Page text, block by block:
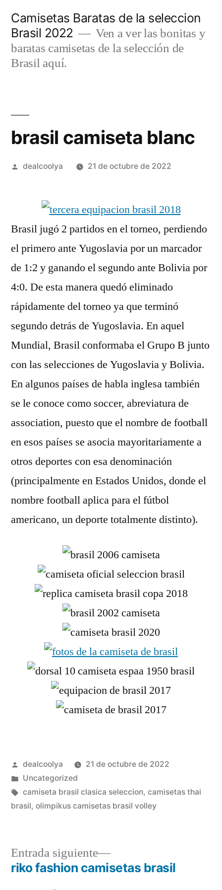
contenido
Camisetas Baratas de la seleccion
Brasil 2022
Ven a ver las bonitas y
baratas camisetas de la selección de
Brasil aquí.
brasil camiseta blanc
Publicado
dealcoolya 21 de octubre de 2022
Brasil jugó 2 partidos en el torneo, perdiendo
el primero ante Yugoslavia por un marcador
de 1:2 y ganando el segundo ante Bolivia por
4:0. De esta manera quedó eliminado
rápidamente del torneo ya que terminó
segundo detrás de Yugoslavia. En aquel
Mundial, Brasil conformaba el Grupo B junto
con las selecciones de Yugoslavia y Bolivia.
En algunos países de habla inglesa también
se le conoce como soccer, abreviatura de
association, puesto que el nombre de football
en esos países se asocia mayoritariamente a
otros deportes con esa denominación
(principalmente en Estados Unidos, donde el
nombre football aplica para el fútbol
americano, un deporte totalmente distinto).
Publicado
por
dealcoolya
21 de octubre de 2022
Publicado
en
Uncategorized
Etiquetas:
camiseta brasil clasica seleccion, camisetas thai
brasil, olimpikus camisetas brasil volley
Navegación
Entrada siguiente
Entrada
siguiente:
riko fashion camisetas brasil